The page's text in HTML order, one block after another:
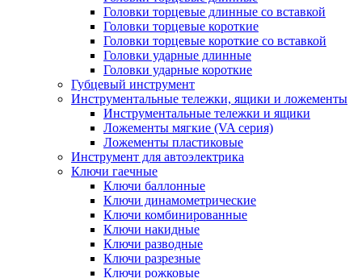
Головки торцевые длинные со вставкой
Головки торцевые короткие
Головки торцевые короткие со вставкой
Головки ударные длинные
Головки ударные короткие
Губцевый инструмент
Инструментальные тележки, ящики и ложементы
Инструментальные тележки и ящики
Ложементы мягкие (VA серия)
Ложементы пластиковые
Инструмент для автоэлектрика
Ключи гаечные
Ключи баллонные
Ключи динамометрические
Ключи комбинированные
Ключи накидные
Ключи разводные
Ключи разрезные
Ключи рожковые